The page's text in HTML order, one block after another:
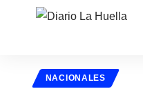
NACIONALES